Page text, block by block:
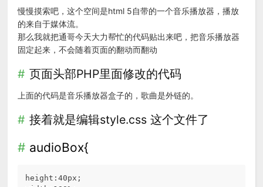
慢慢摸索吧，这个空间是html 5自带的一个音乐播放器，播放
的来自于媒体流。
那么我就把通哥今天大力帮忙的代码贴出来吧，把音乐播放器
固定起来，不会随着页面的翻动而翻动
页面头部PHP里面修改的代码
上面的代码是音乐播放器盒子的，歌曲是外链的。
接着就是编辑style.css 这个文件了
audioBox{
height:40px;